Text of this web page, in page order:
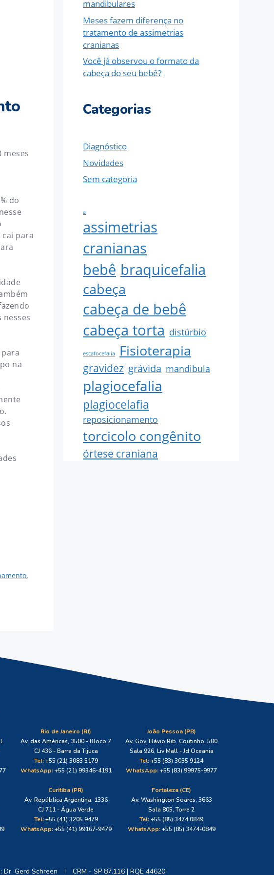
meses
do
para
na
,
mandibulares
Meses fazem diferença no
tratamento de assimetrias
cranianas
Você já observou o formato da
cabeça do seu bebê?
Categorias
Diagnóstico
Novidades
Sem categoria
a
assimetrias
cranianas
bebê braquicefalia
cabeça
cabeça de bebê
cabeça torta distúrbio
escafocefalia Fisioterapia
gravidez grávida mandibula
plagiocefalia
plagiocelafia
reposicionamento
torcicolo congênito
órtese craniana
Rio de Janeiro (RJ)
Av. das Américas, 3500 - Bloco 7
CJ 436 - Barra da Tijuca
Tel:+55 (21) 3083 5179
WhatsApp:+55 (21) 99346-4191
Curitiba (PR)
Av. República Argentina, 1336
CJ 711 - Água Verde
Tel:+55 (41) 3205 9479
WhatsApp:+55 (41) 99167-9479
João Pessoa (PB)
Av. Gov. Flávio Rib. Coutinho, 500
Sala 926, Liv Mall - Jd Oceania
Tel:+55 (83) 3035 9124
WhatsApp:+55 (83) 99975-9977
Fortaleza (CE)
Av. Washington Soares, 3663
Sala 805, Torre 2
Tel:+55 (85) 3474 0849
WhatsApp:+55 (85) 3474-0849
Dr. Gerd Schreen CRM - SP 87.116 | RQE 44620